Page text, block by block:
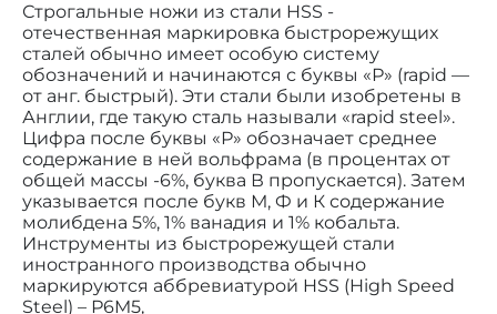
Строгальные ножи из стали HSS -
отечественная маркировка быстрорежущих
сталей обычно имеет особую систему
обозначений и начинаются с буквы «Р» (rapid —
от анг. быстрый). Эти стали были изобретены в
Англии, где такую сталь называли «rapid steel».
Цифра после буквы «Р» обозначает среднее
содержание в ней вольфрама (в процентах от
общей массы -6%, буква В пропускается). Затем
указывается после букв М, Ф и К содержание
молибдена 5%, 1% ванадия и 1% кобальта.
Инструменты из быстрорежущей стали
иностранного производства обычно
маркируются аббревиатурой HSS (High Speed
Steel) – Р6M5,